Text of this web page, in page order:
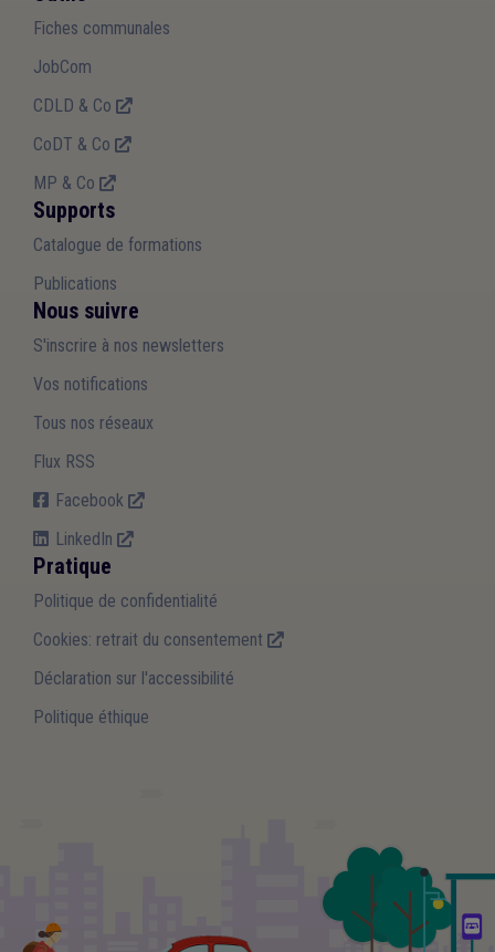
Fiches communales
JobCom
CDLD & Co
CoDT & Co
MP & Co
Supports
Catalogue de formations
Publications
Nous suivre
S'inscrire à nos newsletters
Vos notifications
Tous nos réseaux
Flux RSS
Facebook
LinkedIn
Pratique
Politique de confidentialité
Cookies: retrait du consentement
Déclaration sur l'accessibilité
Politique éthique